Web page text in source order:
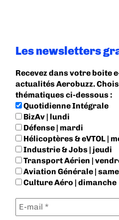
Les newsletters
Recevez dans votre boite
actualités Aerobuzz.
thématiques ci-dessous :
Quotidienne Intégrale
BizAv | lundi
Défense | mardi
Hélicoptères & eVTOL |
Industrie & Jobs | jeudi
Transport Aérien |
Aviation Générale |
Culture Aéro | dimanche